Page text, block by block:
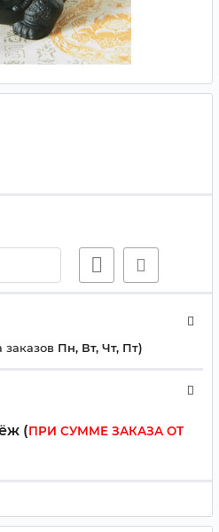
заказов Пн, Вт, Чт, Пт)
(ПРИ СУММЕ ЗАКАЗА ОТ